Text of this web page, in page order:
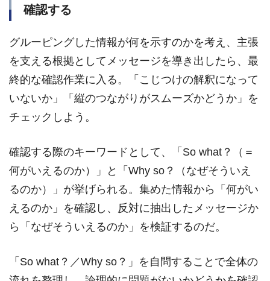
確認する
グルーピングした情報が何を示すのかを考え、主張
を支える根拠としてメッセージを導き出したら、最
終的な確認作業に入る。「こじつけの解釈になって
いないか」「縦のつながりがスムーズかどうか」を
チェックしよう。
確認する際のキーワードとして、「So what？（＝
何がいえるのか）」と「Why so？（なぜそういえ
るのか）」が挙げられる。集めた情報から「何がい
えるのか」を確認し、反対に抽出したメッセージか
ら「なぜそういえるのか」を検証するのだ。
「So what？／Why so？」を自問することで全体の